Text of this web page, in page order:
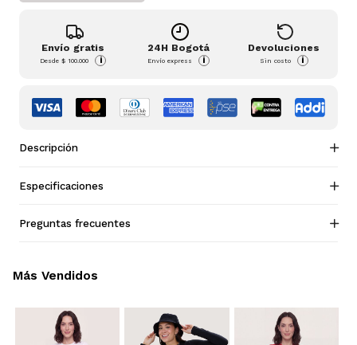
Envío gratis
Desde$ 100.000 i
24H Bogotá
Envío express i
Devoluciones
Sin costo i
Descripción
Especificaciones
Preguntas frecuentes
Más Vendidos